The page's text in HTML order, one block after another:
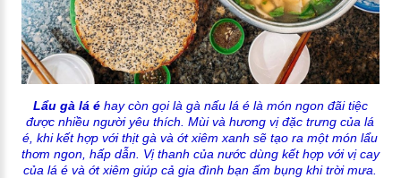
Lẩu gà lá é hay còn gọi là gà nấu lá é là món ngon đãi tiệc
được nhiều người yêu thích. Mùi và hương vị đặc trưng của lá
é, khi kết hợp với thịt gà và ớt xiêm xanh sẽ tạo ra một món lẩu
thơm ngon, hấp dẫn. Vị thanh của nước dùng kết hợp với vị cay
của lá é và ớt xiêm giúp cả gia đình bạn ấm bụng khi trời mưa.